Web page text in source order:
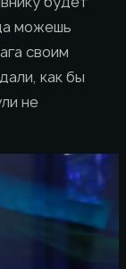
можешь
своим
как бы
не